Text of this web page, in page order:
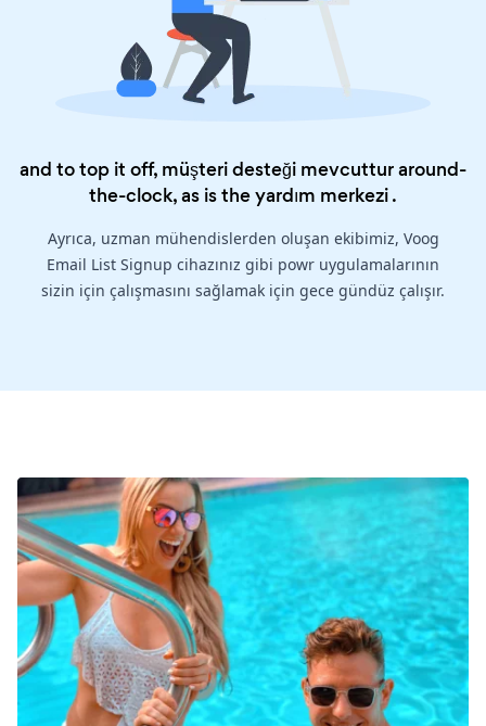
and to top it off, müşteri desteği mevcuttur around-
the-clock, as is theyardım merkezi.
Ayrıca, uzman mühendislerden oluşan ekibimiz, Voog
Email List Signup cihazınız gibi powr uygulamalarının
sizin için çalışmasını sağlamak için gece gündüz çalışır.